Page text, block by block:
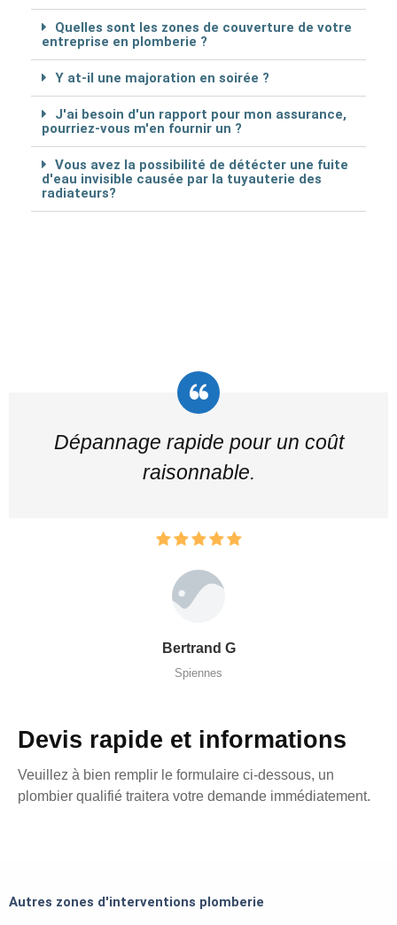
Quelles sont les zones de couverture de votre
entreprise en plomberie ?
Y at-il une majoration en soirée ?
J'ai besoin d'un rapport pour mon assurance,
pourriez-vous m'en fournir un ?
Vous avez la possibilité de détécter une fuite
d'eau invisible causée par la tuyauterie des
radiateurs?
Dépannage rapide pour un coût
raisonnable.
Bertrand G
Spiennes
Devis rapide et informations
Veuillez à bien remplir le formulaire ci-dessous, un
plombier qualifié traitera votre demande immédiatement.
Autres zones d'interventions plomberie